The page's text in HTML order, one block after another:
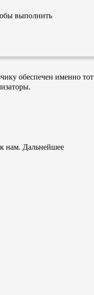
выполнить
обеспечен именно тот
нам. Дальнейшее